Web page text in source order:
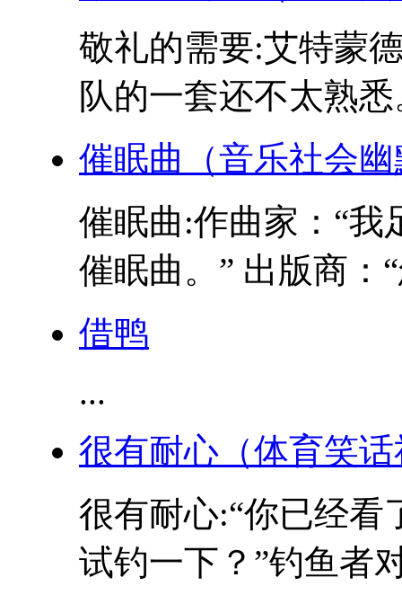
敬礼的需要:艾特蒙
队的一套还不太熟
催眠曲（音乐社会
催眠曲:作曲家：“我
催眠曲。” 出版商：
借鸭
...
很有耐心（体育笑
很有耐心:“你已经看
试钓一下？”钓鱼者